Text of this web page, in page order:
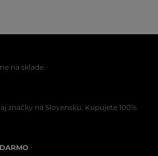
na sklade.
značky na Slovensku. Kupujete 100%